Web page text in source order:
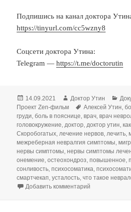
Подпишись на канал доктора
https://tinyurl.com/cc5wzny8
Соцсети доктора Утина:
Telegram —https://t.me/doctorutin
Опубликовано
14.09.2021 Автор
Доктор Утин
Проект Zen-фильм
Метки
Алексей Утин,
груди,боль в пояснице,врач,врач
головокружение,доктор,доктор утин,
Скоробогатых,лечение нервов,лечить,
межреберная невралгия симптомы,
нервы симптомы,нервы симптомы
онемение,остеохондроз,повышенное,
сонливость,психосоматика,
смартчекап,усталость,что такое
Добавить комментарий